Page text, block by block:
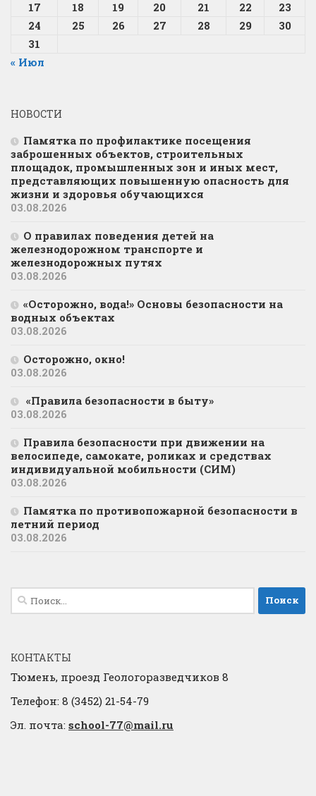
17
18 19 20 21 22
23
24
25 26 27 28 29
30
31
« Июл
НОВОСТИ
Памятка по профилактике посещения
заброшенных объектов, строительных
площадок, промышленных зон и иных мест,
представляющих повышенную опасность для
жизни и здоровья обучающихся
03.08.2026
О правилах поведения детей на
железнодорожном транспорте и
железнодорожных путях
03.08.2026
«Осторожно, вода!» Основы безопасности на
водных объектах
03.08.2026
Осторожно, окно!
03.08.2026
«Правила безопасности в быту»
03.08.2026
Правила безопасности при движении на
велосипеде, самокате, роликах и средствах
индивидуальной мобильности (СИМ)
03.08.2026
Памятка по противопожарной безопасности в
летний период
03.08.2026
Найти:
КОНТАКТЫ
Тюмень, проезд Геологоразведчиков 8
Телефон: 8 (3452) 21-54-79
Эл. почта: school-77@mail.ru